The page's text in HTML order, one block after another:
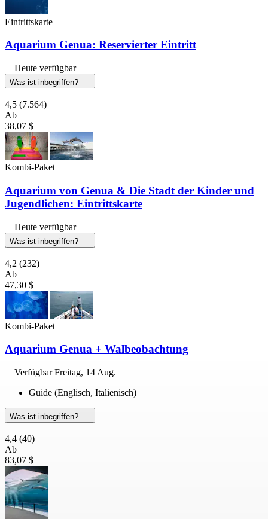
Eintrittskarte
Aquarium Genua: Reservierter Eintritt
Heute verfügbar
Was ist inbegriffen?
4,5 (7.564)
Ab
38,07 $
Kombi-Paket
Aquarium von Genua & Die Stadt der Kinder und
Jugendlichen: Eintrittskarte
Heute verfügbar
Was ist inbegriffen?
4,2 (232)
Ab
47,30 $
Kombi-Paket
Aquarium Genua + Walbeobachtung
VerfügbarFreitag, 14 Aug.
Guide (Englisch, Italienisch)
Was ist inbegriffen?
4,4 (40)
Ab
83,07 $